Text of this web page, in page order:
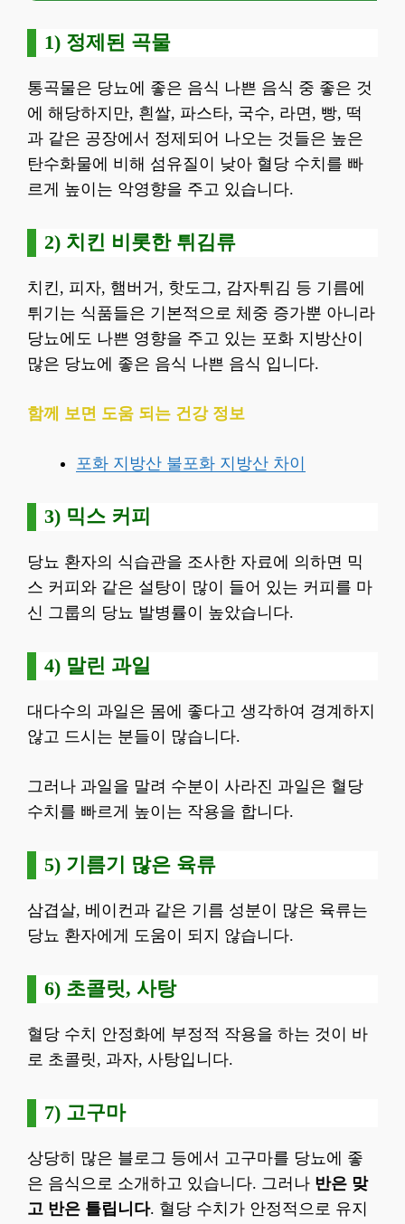
1) 정제된 곡물
통곡물은 당뇨에 좋은 음식 나쁜 음식 중 좋은 것
에 해당하지만, 흰쌀, 파스타, 국수, 라면, 빵, 떡
과 같은 공장에서 정제되어 나오는 것들은 높은
탄수화물에 비해 섬유질이 낮아 혈당 수치를 빠
르게 높이는 악영향을 주고 있습니다.
2) 치킨 비롯한 튀김류
치킨, 피자, 햄버거, 핫도그, 감자튀김 등 기름에
튀기는 식품들은 기본적으로 체중 증가뿐 아니라
당뇨에도 나쁜 영향을 주고 있는 포화 지방산이
많은 당뇨에 좋은 음식 나쁜 음식 입니다.
함께 보면 도움 되는 건강 정보
포화 지방산 불포화 지방산 차이
3) 믹스 커피
당뇨 환자의 식습관을 조사한 자료에 의하면 믹
스 커피와 같은 설탕이 많이 들어 있는 커피를 마
신 그룹의 당뇨 발병률이 높았습니다.
4) 말린 과일
대다수의 과일은 몸에 좋다고 생각하여 경계하지
않고 드시는 분들이 많습니다.
그러나 과일을 말려 수분이 사라진 과일은 혈당
수치를 빠르게 높이는 작용을 합니다.
5) 기름기 많은 육류
삼겹살, 베이컨과 같은 기름 성분이 많은 육류는
당뇨 환자에게 도움이 되지 않습니다.
6) 초콜릿, 사탕
혈당 수치 안정화에 부정적 작용을 하는 것이 바
로 초콜릿, 과자, 사탕입니다.
7) 고구마
상당히 많은 블로그 등에서 고구마를 당뇨에 좋
은 음식으로 소개하고 있습니다. 그러나 반은 맞
고 반은 틀립니다. 혈당 수치가 안정적으로 유지